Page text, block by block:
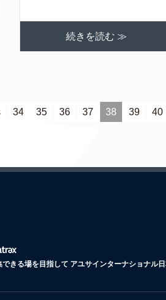
続きを読む ≫
34 35 36 37 38 39 40
きる場を目指して アユサインターナショナル